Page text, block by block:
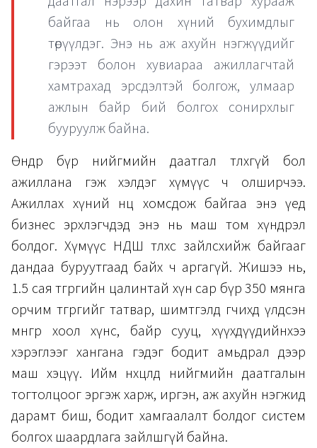
байгаа нь олон хүний бухимдлыг
төрүүлдэг. Энэ нь аж ахуйн нэгжүүдийг
гэрээт болон хувиараа ажиллагчтай
хамтрахад эрсдэлтэй болгож, улмаар
ажлын байр бий болгох сонирхлыг
бууруулж байна.
Өнөөдөр бүр нийгмийн даатгал төлөхгүй бол
ажиллана гэж хэлдэг хүмүүс ч олширчээ.
Ажиллах хүний нөөц хомсдож байгаа энэ үед
бизнес эрхлэгчдэд энэ нь маш том хүндрэл
болдог. Хүмүүс НДШ төлөхөөс зайлсхийж байгааг
дандаа буруутгаад байх ч аргагүй. Жишээ нь,
1.5 сая төгрөгийн цалинтай хүн сар бүр 350 мянга
орчим төгрөгийг татвар, шимтгэлд өгчихөөд үлдсэн
мөнгөөрөө хоол хүнс, байр сууц, хүүхдүүдийнхээ
хэрэглээг хангана гэдэг бодит амьдрал дээр
маш хэцүү. Ийм нөхцөлд нийгмийн даатгалын
тогтолцоог эргэж харж, иргэн, аж ахуйн нэгжид
дарамт биш, бодит хамгаалалт болдог систем
болгох шаардлага зайлшгүй байна.